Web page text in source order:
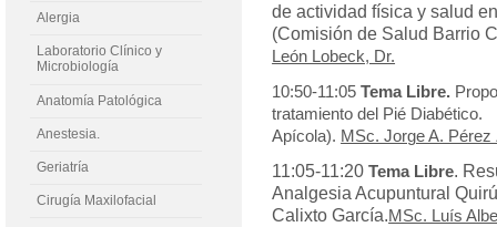
Alergia
Laboratorio Clínico y
Microbiología
Anatomía Patológica
Anestesia.
Geriatría
Cirugía Maxilofacial
de actividad física y salud
(Comisión de Salud Barrio
León Lobeck, Dr.
10:50-11:05Tema Libre.
tratamiento del Pié
Apícola). MSc. Jorge A. Pérez
11:05-11:20Tema Libre.
Analgesia Acupuntural
Calixto García.MSc. Luís